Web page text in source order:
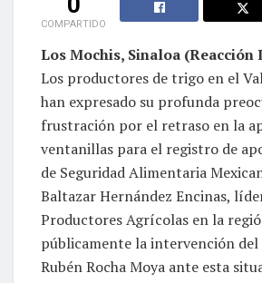
COMPARTIDO
Los Mochis, Sinaloa
Los productores de trigo en el
han expresado su profunda
frustración por el retraso en la
ventanillas para el registro de
de Seguridad Alimentaria
Baltazar Hernández Encinas,
Productores Agrícolas en la
públicamente la intervención
Rubén Rocha Moya ante esta